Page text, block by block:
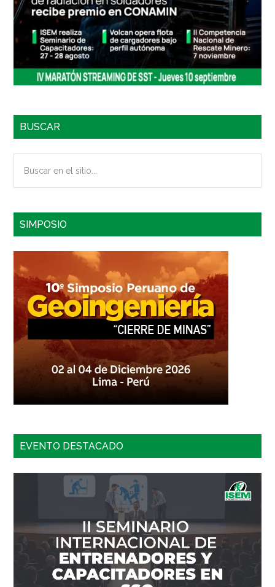
BUSCAR
SIMPOSIO
EVENTO DESTACADO